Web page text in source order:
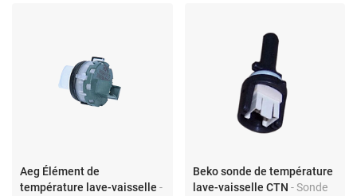
Aeg Élément de
température lave-vaisselle -
Beko sonde de température
lave-vaisselle CTN - Sonde